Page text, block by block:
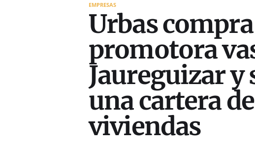
EMPRESAS
Urbas
promotora
Jaureguizar y
una cartera
viviendas